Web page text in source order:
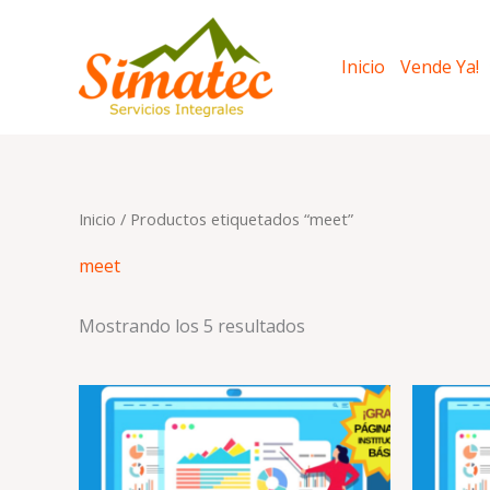
Inicio Vende Ya!
Inicio / Productos etiquetados “meet”
meet
Mostrando los 5 resultados